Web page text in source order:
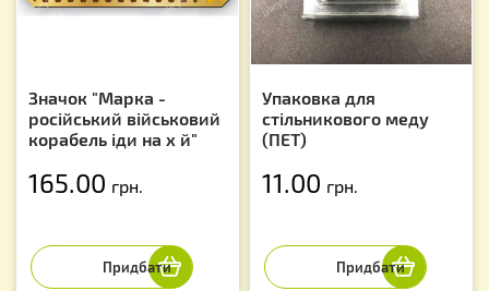
Значок "Марка -
російський військовий
корабель іди на х й"
165.00 грн.
Упаковка для
стільникового меду
(ПЕТ)
11.00 грн.